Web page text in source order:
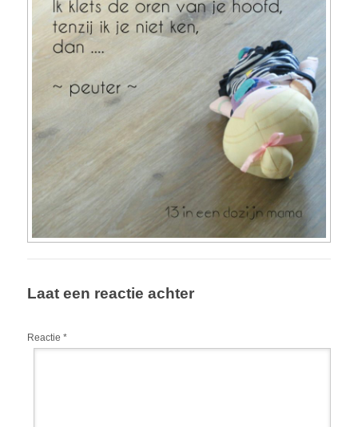
Laat een reactie achter
Reactie *